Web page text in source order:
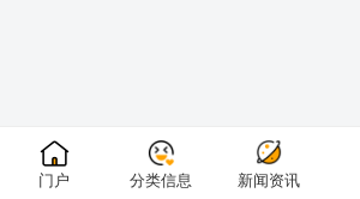
门户 分类信息 新闻资讯